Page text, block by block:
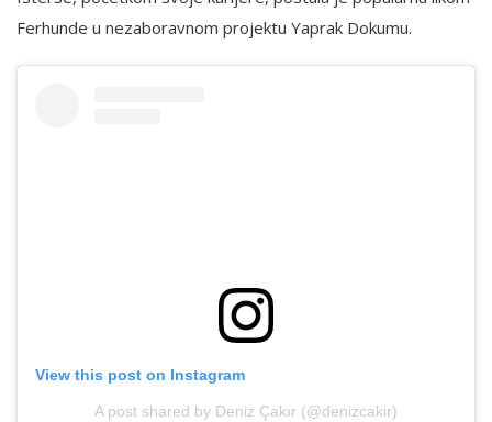
Ferhunde u nezaboravnom projektu Yaprak Dokumu.
View this post on Instagram
A post shared by Deniz Çakır (@denizcakir)